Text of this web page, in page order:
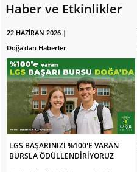
Haber ve Etkinlikler
22 HAZİRAN 2026 |
Doğa'dan Haberler
LGS BAŞARINIZI %100'E VARAN
BURSLA ÖDÜLLENDİRİYORUZ